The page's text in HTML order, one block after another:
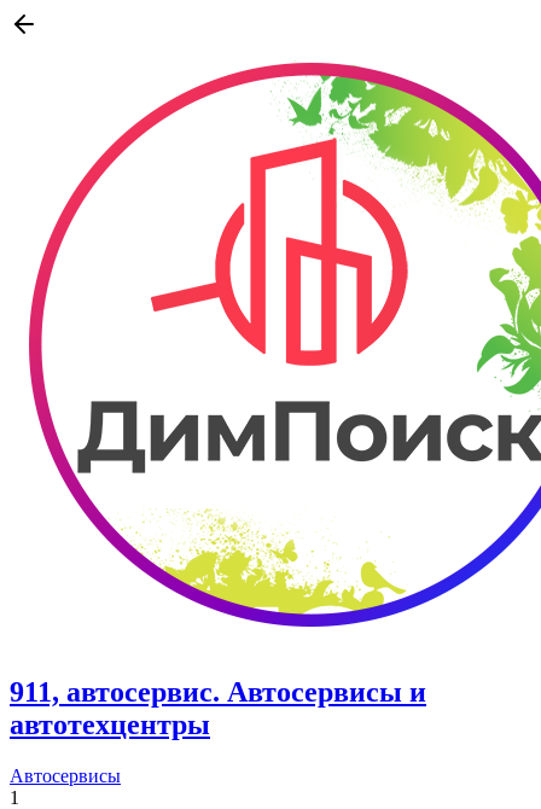
911, автосервис. Автосервисы и
автотехцентры
Автосервисы
1